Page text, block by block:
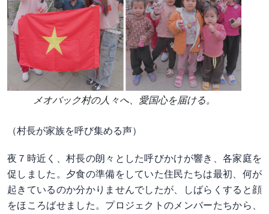
メオバック村の人々へ、愛国心を届ける。
（村長が家族を呼び集める声）
夜７時近く、村長の朗々とした呼びかけが響き、各家庭を
促しました。夕食の準備をしていた住民たちは最初、何が
起きているのか分かりませんでしたが、しばらくすると顔
をほころばせました。プロジェクトのメンバーたちから、